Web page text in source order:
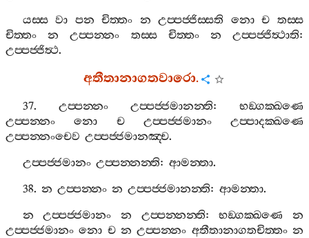
යස‍්ස වා පන චිත‍්තං න උප‍්පජ‍්ජිස‍්සති නො ච තස‍්ස
චිත‍්තං
න උප‍්පන‍්නං තස‍්ස චිත‍්තං න උප‍්පජ‍්ජිත්‍ථාති:
උප‍්පජ‍්ජිත්‍ථ.
අතීතානාගතවාරො.
37. උප‍්පන‍්නං උප‍්පජ‍්ජමානන‍්ති: භඞ‍්ගක‍්ඛණෙ
උප‍්පන‍්නං
නො ච උප‍්පජ‍්ජමානං
උප‍්පාදක‍්ඛණෙ
උප‍්පන‍්නංචෙව උප‍්පජ‍්ජමානඤ‍්ච.
උප‍්පජ‍්ජමානං උප‍්පන‍්නන‍්ති: ආමන‍්තා.
38. න උප‍්පන‍්නං න උප‍්පජ‍්ජමානන‍්ති: ආමන‍්තා.
න
උප‍්පජ‍්ජමානං න උප‍්පන‍්නන‍්ති:භඞ‍්ගක‍්ඛණෙ
න
උප‍්පජ‍්ජමානං නො ච න උප‍්පන‍්නං අතීතානාගතචිත‍්තං න